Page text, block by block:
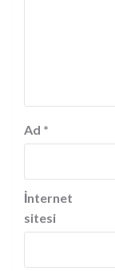
Ad *
İnternet
sitesi